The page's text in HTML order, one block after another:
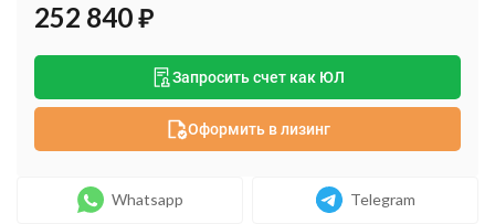
252 840₽
Запросить счет как ЮЛ
Оформить в лизинг
Whatsapp Telegram